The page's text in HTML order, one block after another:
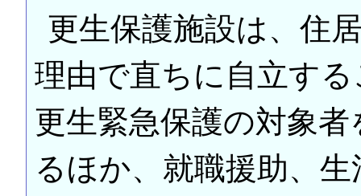
更生保護施設は、住
理由で直ちに自立す
更生緊急保護の対象
るほか、就職援助、